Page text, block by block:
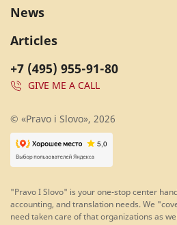
+7 (495) 955-91-80
GIVE ME A CALL
News
Articles
© «Pravo i Slovo», 2026
"Pravo I Slovo" is your one-stop center
accounting, and translation needs. We
need taken care of that organizations as